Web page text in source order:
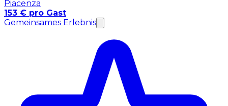
Piacenza
153 € pro Gast
Gemeinsames Erlebnis